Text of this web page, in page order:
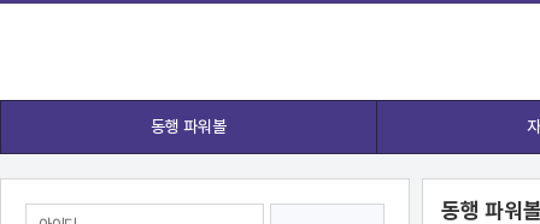
동행 파워볼
동행 파워